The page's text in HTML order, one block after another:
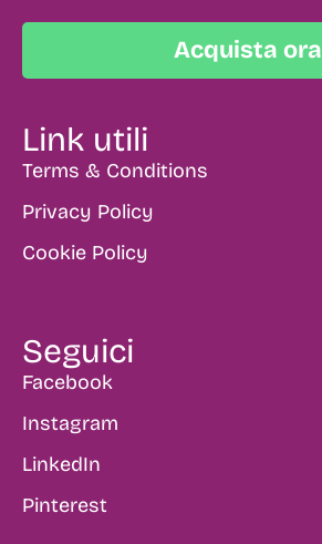
Acquista ora
Link utili
Terms & Conditions
Privacy Policy
Cookie Policy
Seguici
Facebook
Instagram
LinkedIn
Pinterest